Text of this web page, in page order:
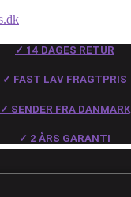
✓ 14 DAGES RETUR
✓ FAST LAV FRAGTPRIS
✓ SENDER FRA DANMARK
✓ 2 ÅRS GARANTI